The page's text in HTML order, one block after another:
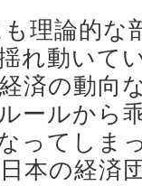
理論的な
れ動いて
済の動向
ールから
ってしま
本の経済